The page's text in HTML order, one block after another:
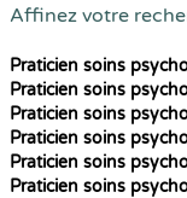
Affinez votre
Praticien soins
Praticien soins
Praticien soins
Praticien soins
Praticien soins
Praticien soins